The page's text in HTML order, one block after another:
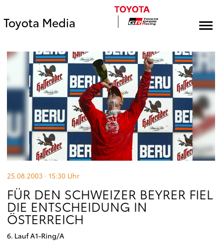
Toyota Media
25.08.2003 · 15:30 Uhr
FÜR DEN SCHWEIZER BEYRER FIEL
DIE ENTSCHEIDUNG IN
ÖSTERREICH
6. Lauf A1-Ring/A